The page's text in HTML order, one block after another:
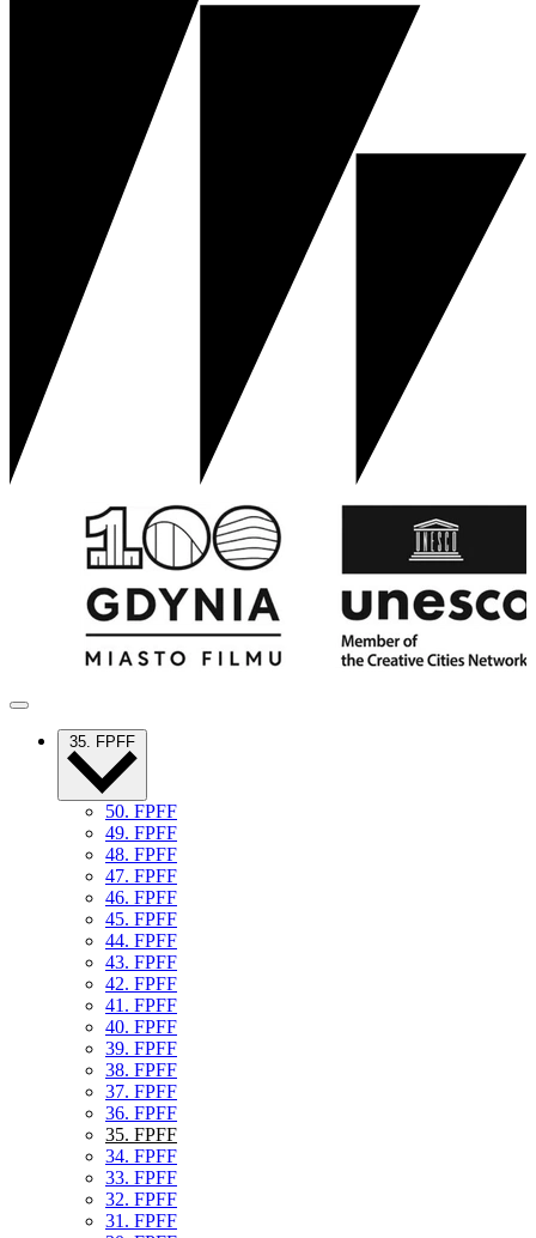
35. FPFF
50. FPFF
49. FPFF
48. FPFF
47. FPFF
46. FPFF
45. FPFF
44. FPFF
43. FPFF
42. FPFF
41. FPFF
40. FPFF
39. FPFF
38. FPFF
37. FPFF
36. FPFF
35. FPFF
34. FPFF
33. FPFF
32. FPFF
31. FPFF